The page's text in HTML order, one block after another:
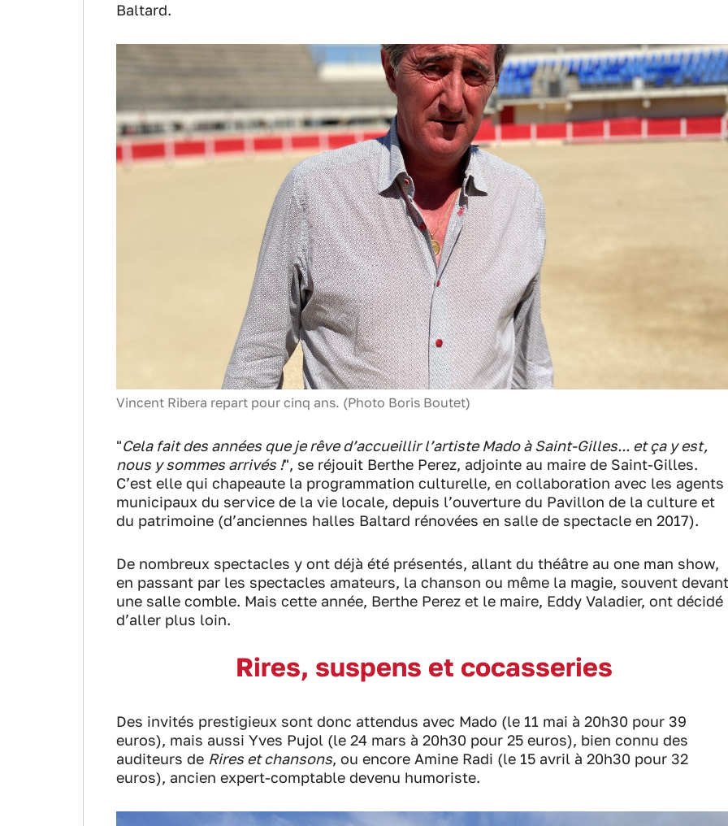
Baltard.
Vincent Ribera repart pour cinq ans. (Photo Boris Boutet)
"Cela fait des années que je rêve d’accueillir l’artiste Mado à Saint-Gilles... et ça y est,
nous y sommes arrivés !", se réjouit Berthe Perez, adjointe au maire de Saint-Gilles.
C’est elle qui chapeaute la programmation culturelle, en collaboration avec les agents
municipaux du service de la vie locale, depuis l’ouverture du Pavillon de la culture et
du patrimoine (d’anciennes halles Baltard rénovées en salle de spectacle en 2017).
De nombreux spectacles y ont déjà été présentés, allant du théâtre au one man show,
en passant par les spectacles amateurs, la chanson ou même la magie, souvent devant
une salle comble. Mais cette année, Berthe Perez et le maire, Eddy Valadier, ont décidé
d’aller plus loin.
Rires, suspens et cocasseries
Des invités prestigieux sont donc attendus avec Mado (le 11 mai à 20h30 pour 39
euros), mais aussi Yves Pujol (le 24 mars à 20h30 pour 25 euros), bien connu des
auditeurs de Rires et chansons, ou encore Amine Radi (le 15 avril à 20h30 pour 32
euros), ancien expert-comptable devenu humoriste.